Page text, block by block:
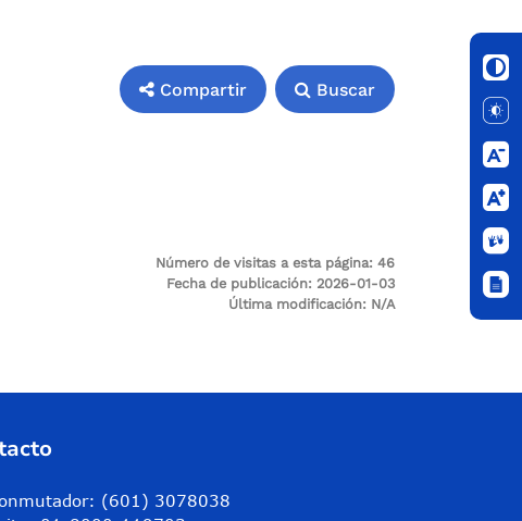
Compartir Buscar
Número de visitas a esta página: 46
Fecha de publicación: 2026-01-03
Última modificación: N/A
(601) 3078038